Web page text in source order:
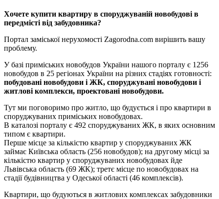
Хочете купити квартиру в споруджуваній новобудові в
передмісті від забудовника?
Портал заміської нерухомості Zagorodna.com вирішить вашу
проблему.
У базі приміських новобудов України нашого порталу є 1256
новобудов в 25 регіонах України на різних стадіях готовності:
побудовані новобудови і ЖК, споруджувані новобудови і
житлові комплекси, проектовані новобудови.
Тут ми поговоримо про житло, що будується і про квартири в
споруджуваних приміських новобудовах.
В каталозі порталу є 492 споруджуваних ЖК, в яких основним
типом є квартири.
Перше місце за кількістю квартир у споруджуваних ЖК
займає Київська область (256 новобудов); на другому місці за
кількістю квартир у споруджуваних новобудовах йде
Львівська область (69 ЖК); третє місце по новобудовах на
стадії будівництва у Одеської області (46 комплексів).
Квартири, що будуються в житлових комплексах забудовники